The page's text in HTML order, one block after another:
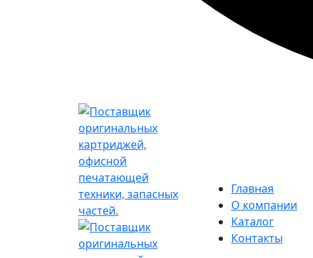
Главная
О компании
Каталог
Контакты